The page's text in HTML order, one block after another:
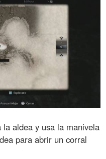
la aldea y usa la manivela
para abrir un corral